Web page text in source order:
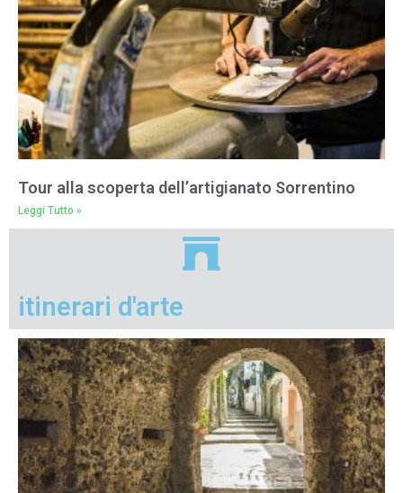
Tour alla scoperta dell’artigianato Sorrentino
Leggi Tutto »
itinerari d'arte